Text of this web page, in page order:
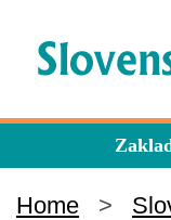
Home >